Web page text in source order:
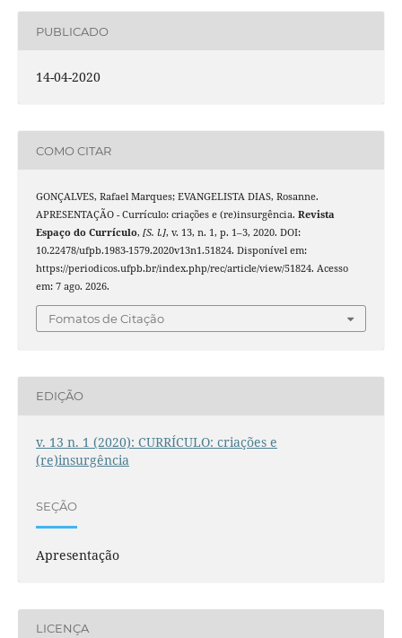
PUBLICADO
14-04-2020
COMO CITAR
GONÇALVES, Rafael Marques; EVANGELISTA DIAS, Rosanne.
APRESENTAÇÃO - Currículo: criações e (re)insurgência. Revista
Espaço do Currículo, [S. l.], v. 13, n. 1, p. 1–3, 2020. DOI:
10.22478/ufpb.1983-1579.2020v13n1.51824. Disponível em:
https://periodicos.ufpb.br/index.php/rec/article/view/51824. Acesso
em: 7 ago. 2026.
Fomatos de Citação
EDIÇÃO
v. 13 n. 1 (2020): CURRÍCULO: criações e
(re)insurgência
SEÇÃO
Apresentação
LICENÇA